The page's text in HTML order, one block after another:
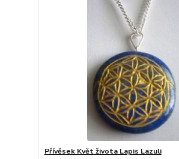
Přívěsek Květ života Lapis Lazuli